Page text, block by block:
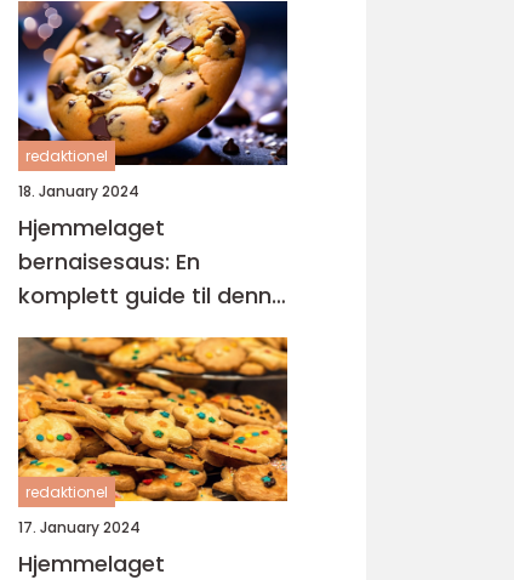
redaktionel
18. January 2024
Hjemmelaget
bernaisesaus: En
komplett guide til denne
klassikeren
redaktionel
17. January 2024
Hjemmelaget